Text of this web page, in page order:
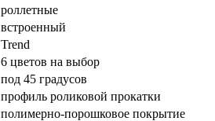
роллетные
встроенный
Trend
6 цветов на выбор
под 45 градусов
профиль роликовой прокатки
полимерно-порошковое покрытие